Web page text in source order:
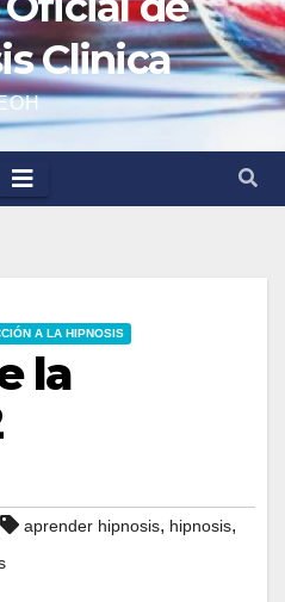
Clinica
A LA HIPNOSIS
la
aprender hipnosis, hipnosis,